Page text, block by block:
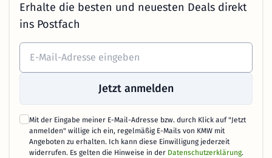
Erhalte die besten und neuesten Deals direkt
ins Postfach
Jetzt anmelden
Mit der Eingabe meiner E-Mail-Adresse bzw. durch Klick auf "Jetzt
anmelden" willige ich ein, regelmäßig E-Mails von KMW mit
Angeboten zu erhalten. Ich kann diese Einwilligung jederzeit
widerrufen. Es gelten die Hinweise in der Datenschutzerklärung.